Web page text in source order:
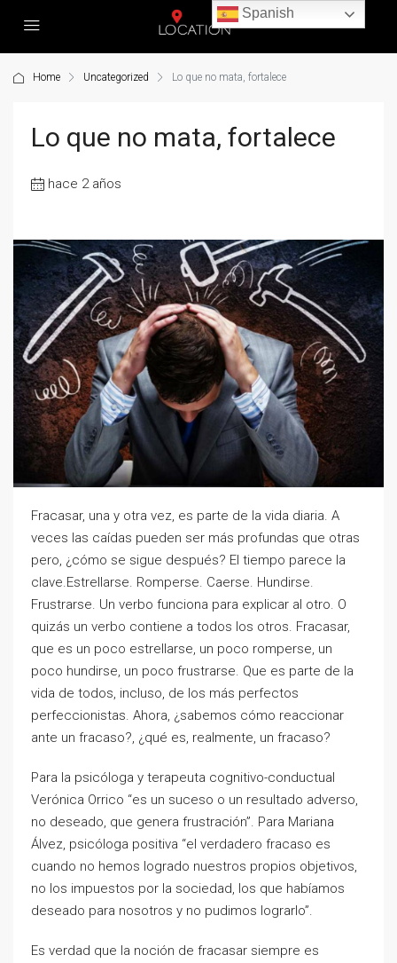
Home Uncategorized Lo que no mata, fortalece
Lo que no mata, fortalece
hace 2 años
Fracasar, una y otra vez, es parte de la vida diaria. A
veces las caídas pueden ser más profundas que otras
pero, ¿cómo se sigue después? El tiempo parece la
clave.Estrellarse. Romperse. Caerse. Hundirse.
Frustrarse. Un verbo funciona para explicar al otro. O
quizás un verbo contiene a todos los otros. Fracasar,
que es un poco estrellarse, un poco romperse, un
poco hundirse, un poco frustrarse. Que es parte de la
vida de todos, incluso, de los más perfectos
perfeccionistas. Ahora, ¿sabemos cómo reaccionar
ante un fracaso?, ¿qué es, realmente, un fracaso?
Para la psicóloga y terapeuta cognitivo-conductual
Verónica Orrico “es un suceso o un resultado adverso,
no deseado, que genera frustración”. Para Mariana
Álvez, psicóloga positiva “el verdadero fracaso es
cuando no hemos logrado nuestros propios objetivos,
no los impuestos por la sociedad, los que habíamos
deseado para nosotros y no pudimos lograrlo”.
Es verdad que la noción de fracasar siempre es
Spanish